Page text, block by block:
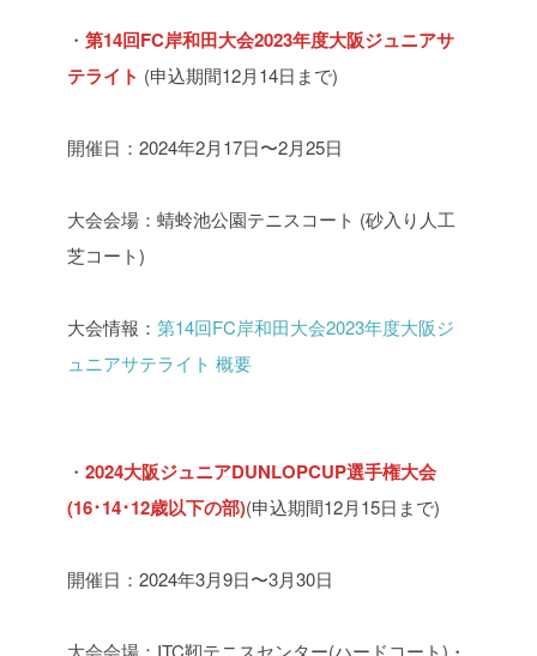
・ 第14回FC岸和田大会2023年度大阪ジュニアサ
テライト (申込期間12月14日まで)
開催日：2024年2月17日〜2月25日
大会会場：蜻蛉池公園テニスコート (砂入り人工
芝コート)
大会情報： 第14回FC岸和田大会2023年度大阪ジ
ュニアサテライト 概要
・ 2024大阪ジュニアDUNLOPCUP選手権大会
(16･14･12歳以下の部)(申込期間12月15日まで)
開催日：2024年3月9日〜3月30日
大会会場：ITC靭テニスセンター(ハードコート)・